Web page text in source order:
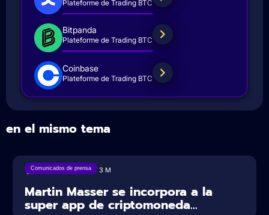
Plateforme de Trading BTC
Bitpanda
Plateforme de Trading BTC
Coinbase
Plateforme de Trading BTC
en el mismo tema
Comunicados de prensa
05/08/2026 3 M
Martin Masser se incorpora a la
super app de criptomoneda...